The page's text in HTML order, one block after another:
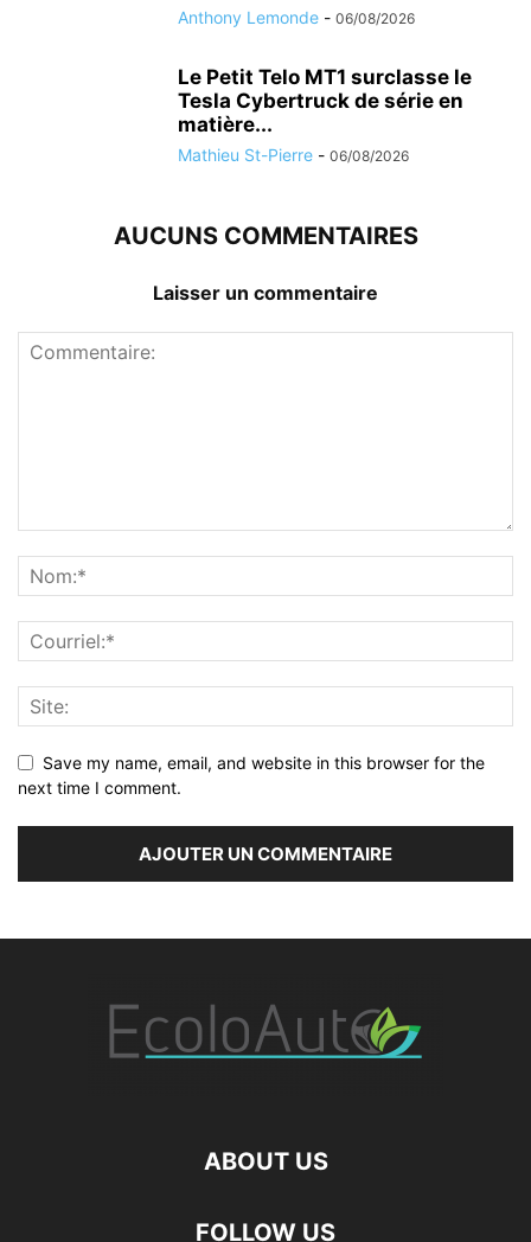
Anthony Lemonde - 06/08/2026
Le Petit Telo MT1 surclasse le
Tesla Cybertruck de série en
matière...
Mathieu St-Pierre - 06/08/2026
AUCUNS COMMENTAIRES
Laisser un commentaire
Save my name, email, and website in this browser for the
next time I comment.
ABOUT US
FOLLOW US